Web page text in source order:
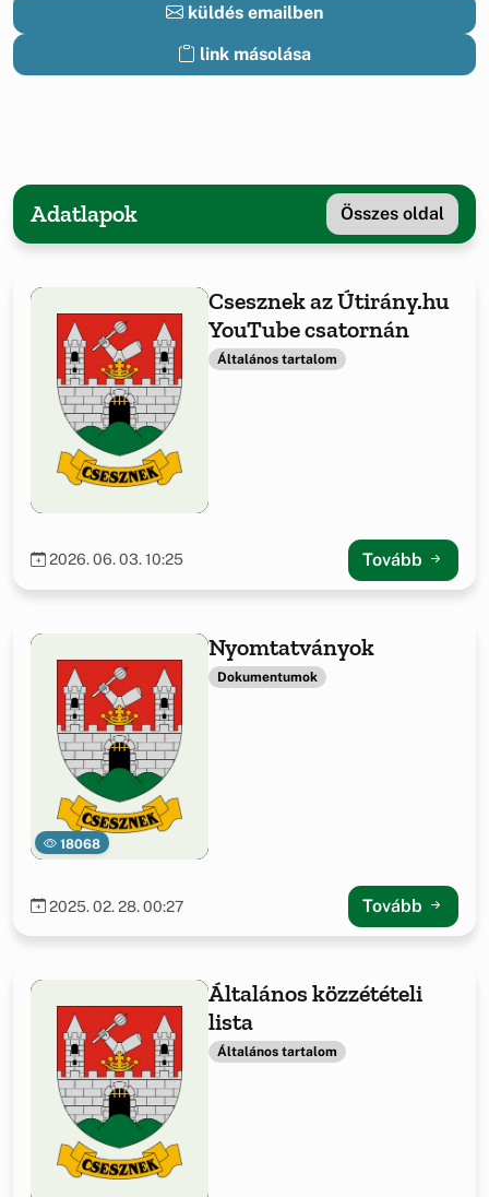
küldés emailben
link másolása
Adatlapok Összes oldal
Csesznek az Útirány.hu
YouTube csatornán
Általános tartalom
2026. 06. 03. 10:25 Tovább
18068
Nyomtatványok
Dokumentumok
2025. 02. 28. 00:27 Tovább
Általános közzétételi
lista
Általános tartalom